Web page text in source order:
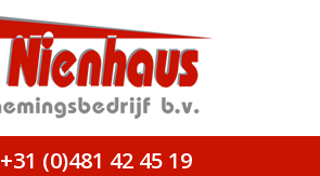
+31 (0)481 42 45 19